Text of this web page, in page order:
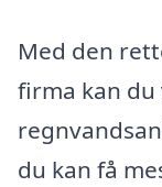
Med den
firma kan
du kan få